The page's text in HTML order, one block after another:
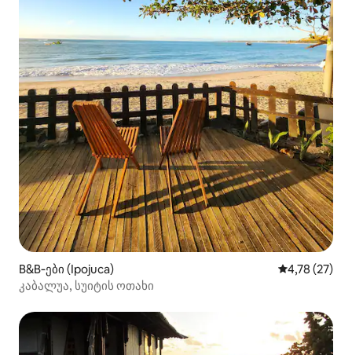
B&B‑ები (Ipojuca) საშუალო
4,78 (27)
კაბალუა, სუიტის ოთახი